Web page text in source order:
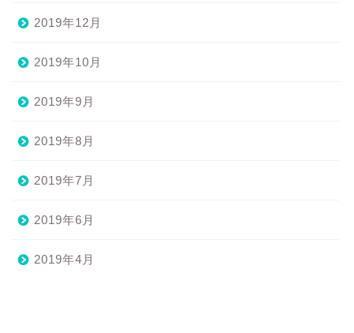
2019年12月
2019年10月
2019年9月
2019年8月
2019年7月
2019年6月
2019年4月